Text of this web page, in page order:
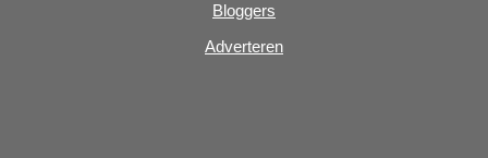
Bloggers
Adverteren